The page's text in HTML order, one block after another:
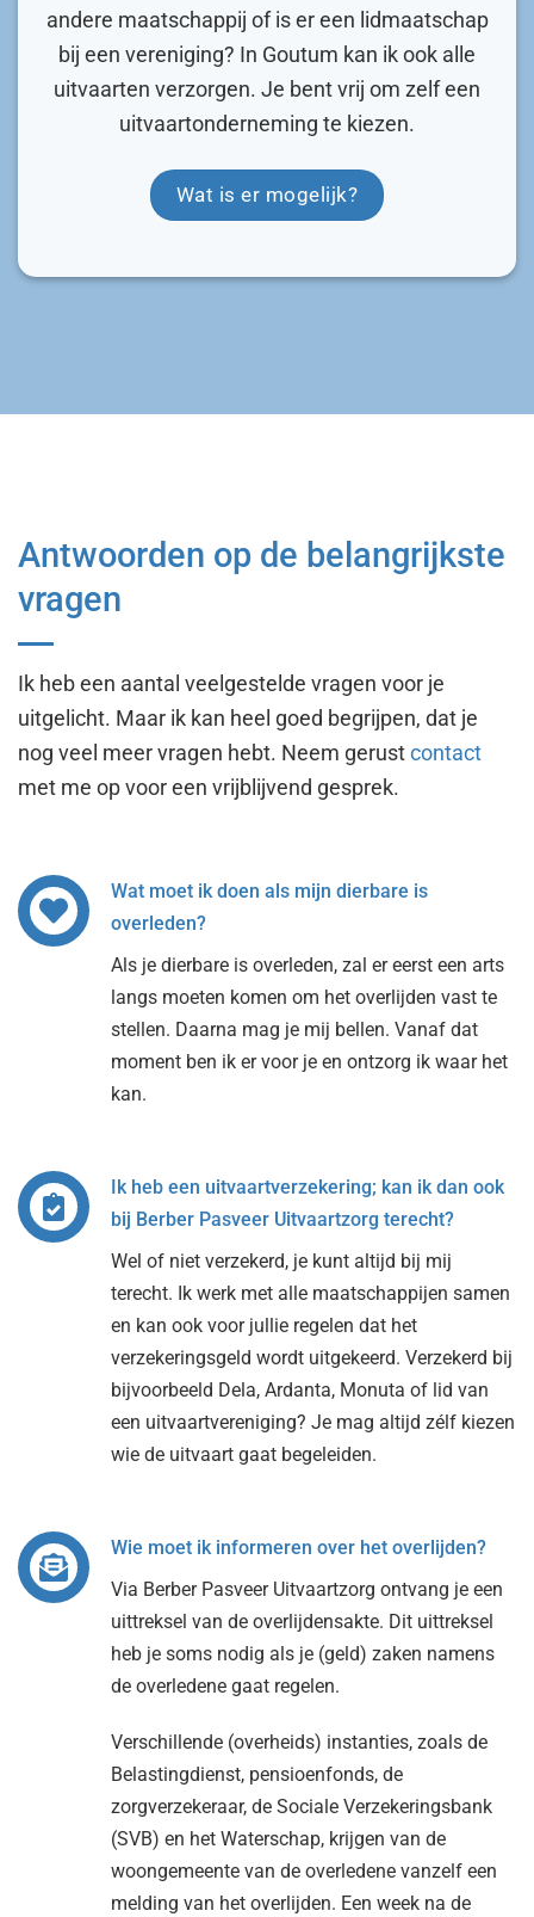
andere maatschappij of is er een lidmaatschap
bij een vereniging? In Goutum kan ik ook alle
uitvaarten verzorgen. Je bent vrij om zelf een
uitvaartonderneming te kiezen.
Wat is er mogelijk?
Antwoorden op de belangrijkste
vragen
Ik heb een aantal veelgestelde vragen voor je
uitgelicht. Maar ik kan heel goed begrijpen, dat je
nog veel meer vragen hebt. Neem gerust contact
met me op voor een vrijblijvend gesprek.
Wat moet ik doen als mijn dierbare is
overleden?
Als je dierbare is overleden, zal er eerst een arts
langs moeten komen om het overlijden vast te
stellen. Daarna mag je mij bellen. Vanaf dat
moment ben ik er voor je en ontzorg ik waar het
kan.
Ik heb een uitvaartverzekering; kan ik dan ook
bij Berber Pasveer Uitvaartzorg terecht?
Wel of niet verzekerd, je kunt altijd bij mij
terecht. Ik werk met alle maatschappijen samen
en kan ook voor jullie regelen dat het
verzekeringsgeld wordt uitgekeerd. Verzekerd bij
bijvoorbeeld Dela, Ardanta, Monuta of lid van
een uitvaartvereniging? Je mag altijd zélf kiezen
wie de uitvaart gaat begeleiden.
Wie moet ik informeren over het overlijden?
Via Berber Pasveer Uitvaartzorg ontvang je een
uittreksel van de overlijdensakte. Dit uittreksel
heb je soms nodig als je (geld) zaken namens
de overledene gaat regelen.
Verschillende (overheids) instanties, zoals de
Belastingdienst, pensioenfonds, de
zorgverzekeraar, de Sociale Verzekeringsbank
(SVB) en het Waterschap, krijgen van de
woongemeente van de overledene vanzelf een
melding van het overlijden. Een week na de